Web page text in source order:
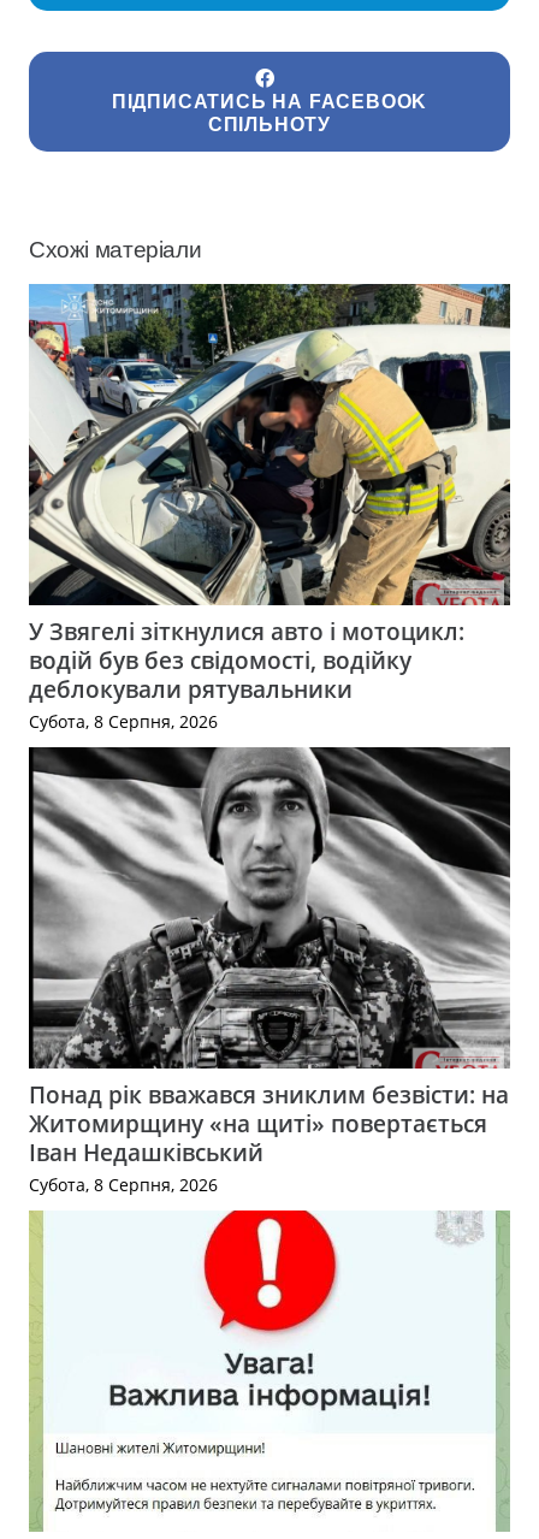
ПІДПИСАТИСЬ НА FACEBOOK
СПІЛЬНОТУ
Схожі матеріали
У Звягелі зіткнулися авто і мотоцикл:
водій був без свідомості, водійку
деблокували рятувальники
Субота, 8 Серпня, 2026
Понад рік вважався зниклим безвісти: на
Житомирщину «на щиті» повертається
Іван Недашківський
Субота, 8 Серпня, 2026